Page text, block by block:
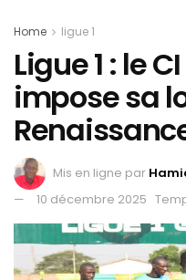
Home ligue 1
Ligue 1 : le
impose sa
Mis en ligne par
10 décembre 2025